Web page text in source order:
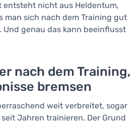
entsteht nicht aus Heldentum,
man sich nach dem Training gut
genau das kann beeinflusst
nach dem Training,
bremsen
weit verbreitet, sogar
Jahren trainieren. Der Grund